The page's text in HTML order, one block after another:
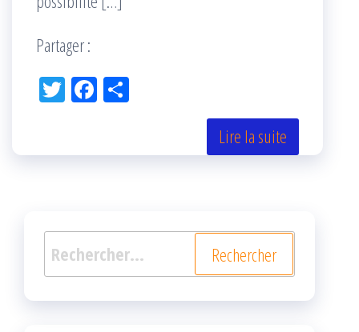
Partager :
Tw Fac
k r
Lire la suite
Rechercher :